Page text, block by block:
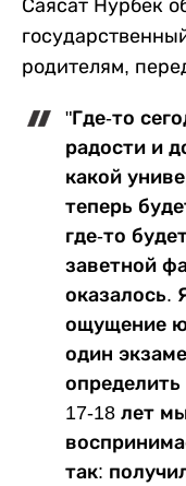
Саясат Нурбек
родителям,
"Где-то
радости и
какой
теперь
где-то
заветной
оказалось.
ощущение
один
17-18 лет
так: